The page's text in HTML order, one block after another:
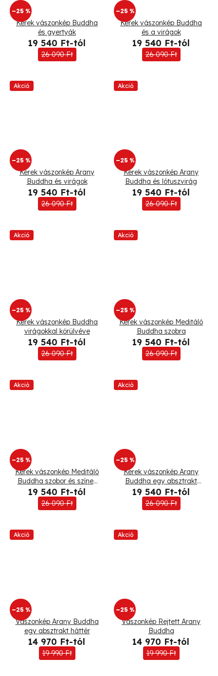
–25 %
Kerek vászonkép Buddha
és gyertyák
19 540 Ft-tól
26 090 Ft
–25 %
Kerek vászonkép Buddha
és a virágok
19 540 Ft-tól
26 090 Ft
Akció
–25 %
Kerek vászonkép Arany
Buddha és virágok
19 540 Ft-tól
26 090 Ft
Akció
–25 %
Kerek vászonkép Arany
Buddha és lótuszvirág
19 540 Ft-tól
26 090 Ft
Akció
–25 %
Kerek vászonkép Buddha
virágokkal körülvéve
19 540 Ft-tól
26 090 Ft
Akció
–25 %
Kerek vászonkép Meditáló
Buddha szobra
19 540 Ft-tól
26 090 Ft
Akció
–25 %
Kerek vászonkép Meditáló
Buddha szobor és színes
virágok
19 540 Ft-tól
26 090 Ft
Akció
–25 %
Kerek vászonkép Arany
Buddha egy absztrakt
háttér
19 540 Ft-tól
26 090 Ft
Akció
–25 %
Vászonkép Arany Buddha
egy absztrakt háttér
14 970 Ft-tól
19 990 Ft
Akció
–25 %
Vászonkép Rejtett Arany
Buddha
14 970 Ft-tól
19 990 Ft